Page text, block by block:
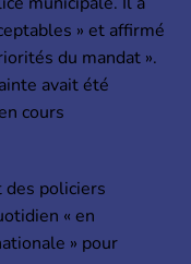
» et affirmé
du mandat ».
avait été
cours
des policiers
« en
» pour